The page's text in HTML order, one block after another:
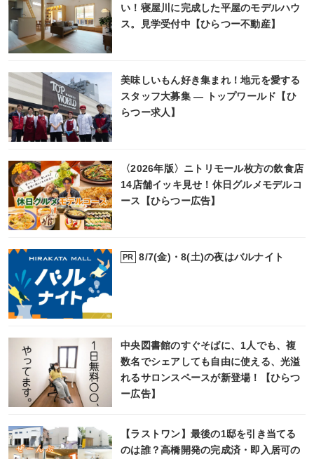
い！寝屋川に完成した平屋のモデルハウ
ス。見学受付中【ひらつー不動産】
美味しいもん好き集まれ！地元を愛する
スタッフ大募集 ― トップワールド【ひ
らつー求人】
〈2026年版〉ニトリモール枚方の飲食店
14店舗イッキ見せ！休日グルメモデルコ
ース【ひらつー広告】
PR 8/7(金)・8(土)の夜はバルナイト
中央図書館のすぐそばに、1人でも、複
数名でシェアしても自由に使える、光溢
れるサロンスペースが新登場！【ひらつ
ー広告】
【ラストワン】最後の1邸を引き当てる
のは誰？高橋開発の完成済・即入居可の